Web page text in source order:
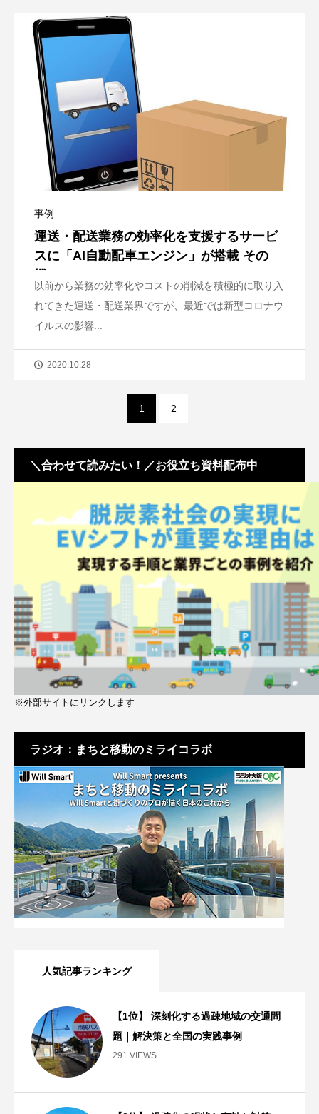
事例
運送・配送業務の効率化を支援するサービ
スに「AI自動配車エンジン」が搭載 その
機...
以前から業務の効率化やコストの削減を積極的に取り入
れてきた運送・配送業界ですが、最近では新型コロナウ
イルスの影響...
2020.10.28
1 2
＼合わせて読みたい！／お役立ち資料配布中
※外部サイトにリンクします
ラジオ：まちと移動のミライコラボ
人気記事ランキング
【1位】 深刻化する過疎地域の交通問
題｜解決策と全国の実践事例
291 VIEWS